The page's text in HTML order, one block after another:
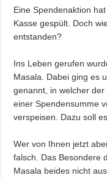
Eine Spendenaktion
Kasse gespült. Doch
entstanden?
Ins Leben gerufen
Masala . Dabei ging es
genannt, in welcher der
einer Spendensumme
verspeisen. Dazu soll
Wer von Ihnen jetzt
falsch. Das Besondere
Masala beides nicht